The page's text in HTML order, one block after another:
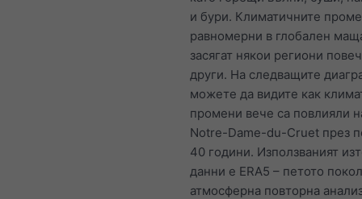
и бури. Климатичните
равномерни в глобален
засягат някои региони
други. На следващите
можете да видите как
промени вече са повлияли
Notre-Dame-du-Cruet през
40 години. Използваният
данни е ERA5 – петото
атмосферна повторна